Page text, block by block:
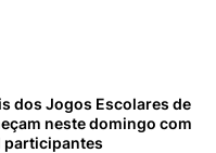
dos Jogos Escolares de
neste domingo com
participantes